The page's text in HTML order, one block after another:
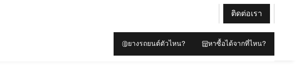
ติดต่อเรา
ยางรถยนต์ตัวไหน? หาซื้อได้จากที่ไหน?